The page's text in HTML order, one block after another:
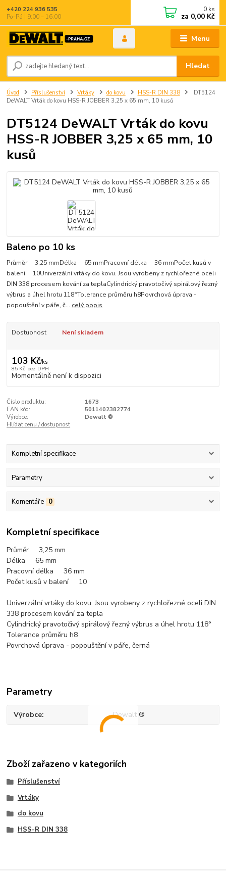
Menu
Hledat
+420 224 936 535
Po–Pá | 9:00 – 16:00
0 ks
za 0,00 Kč
Úvod Příslušenství Vrtáky do kovu HSS-R DIN 338
DT5124
DeWALT Vrták do kovu HSS-R JOBBER 3,25 x 65 mm, 10 kusů
DT5124 DeWALT Vrták do kovu
HSS-R JOBBER 3,25 x 65 mm, 10
kusů
Baleno po 10 ks
Průměr 3,25 mmDélka 65 mmPracovní délka 36 mmPočet kusů v
balení 10Univerzální vrtáky do kovu. Jsou vyrobeny z rychlořezné oceli
DIN 338 procesem kování za teplaCylindrický pravotočivý spirálový řezný
výbrus a úhel hrotu 118°Tolerance průměru h8Povrchová úprava -
popouštění v páře, č... celý popis
Dostupnost Není skladem
103 Kč/ks
85 Kč bez DPH
Momentálně není k dispozici
Číslo produktu:
1673
EAN kód:
5011402382774
Výrobce:
Dewalt ®
Hlídat cenu / dostupnost
Kompletní specifikace
Parametry
Komentáře 0
Kompletní specifikace
Průměr 3,25 mm
Délka 65 mm
Pracovní délka 36 mm
Počet kusů v balení 10
Univerzální vrtáky do kovu. Jsou vyrobeny z rychlořezné oceli DIN
338 procesem kování za tepla
Cylindrický pravotočivý spirálový řezný výbrus a úhel hrotu 118°
Tolerance průměru h8
Povrchová úprava - popouštění v páře, černá
Parametry
Výrobce Dewalt ®
Zboží zařazeno v kategoriích
Příslušenství
Vrtáky
do kovu
HSS-R DIN 338